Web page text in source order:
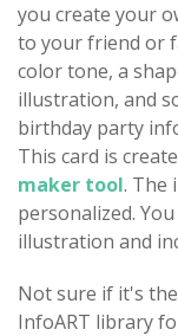
you create your
to your friend or
color tone, a
illustration, and
birthday party
This card is
maker tool. The
personalized.
illustration and
Not sure if it's
InfoART library